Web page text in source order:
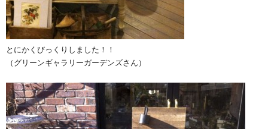
とにかくびっくりしました！！
（グリーンギャラリーガーデンズさん）